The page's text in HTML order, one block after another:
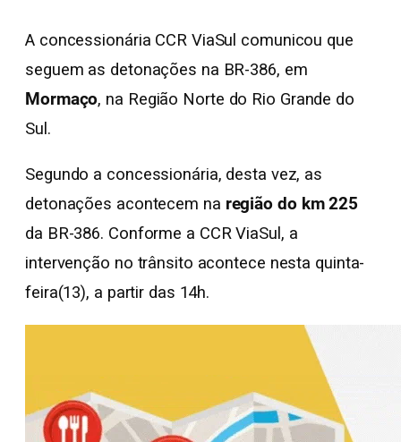
A concessionária CCR ViaSul comunicou que
seguem as detonações na BR-386, em
Mormaço, na Região Norte do Rio Grande do
Sul.
Segundo a concessionária, desta vez, as
detonações acontecem na região do km 225
da BR-386. Conforme a CCR ViaSul, a
intervenção no trânsito acontece nesta quinta-
feira(13), a partir das 14h.